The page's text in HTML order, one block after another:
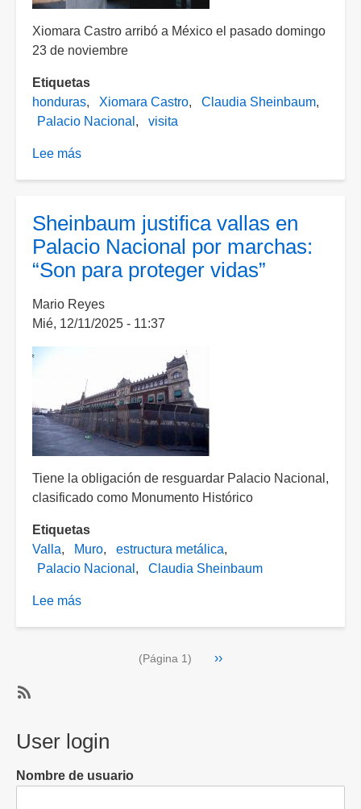
Xiomara Castro arribó a México el pasado domingo
23 de noviembre
Etiquetas
honduras
Xiomara Castro
Claudia Sheinbaum
Palacio Nacional
visita
Lee más
martes
a
la
de
Honduras
Nacional
Sheinbaum justifica vallas en
Palacio Nacional por marchas:
“Son para proteger vidas”
Mario Reyes
Mié, 12/11/2025 - 11:37
Tiene la obligación de resguardar Palacio Nacional,
clasificado como Monumento Histórico
Etiquetas
Valla
Muro
estructura metálica
Palacio Nacional
Claudia Sheinbaum
Lee más
por
marchas:
“Son
(Página 1)
Siguiente
››
a
Palacio
Nacional
User login
Nombre de usuario